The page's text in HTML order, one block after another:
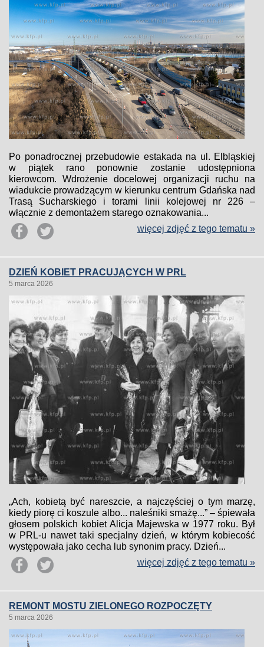
Po ponadrocznej przebudowie estakada na ul. Elbląskiej
w piątek rano ponownie zostanie udostępniona
kierowcom. Wdrożenie docelowej organizacji ruchu na
wiadukcie prowadzącym w kierunku centrum Gdańska nad
Trasą Sucharskiego i torami linii kolejowej nr 226 –
włącznie z demontażem starego oznakowania...
więcej zdjęć z tego tematu »
DZIEŃ KOBIET PRACUJĄCYCH W PRL
5 marca 2026
„Ach, kobietą być nareszcie, a najczęściej o tym marzę,
kiedy piorę ci koszule albo... naleśniki smażę...” – śpiewała
głosem polskich kobiet Alicja Majewska w 1977 roku. Był
w PRL-u nawet taki specjalny dzień, w którym kobiecość
występowała jako cecha lub synonim pracy. Dzień...
więcej zdjęć z tego tematu »
REMONT MOSTU ZIELONEGO ROZPOCZĘTY
5 marca 2026